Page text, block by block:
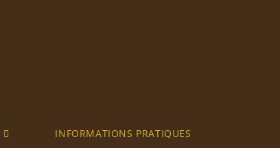
INFORMATIONS PRATIQUES